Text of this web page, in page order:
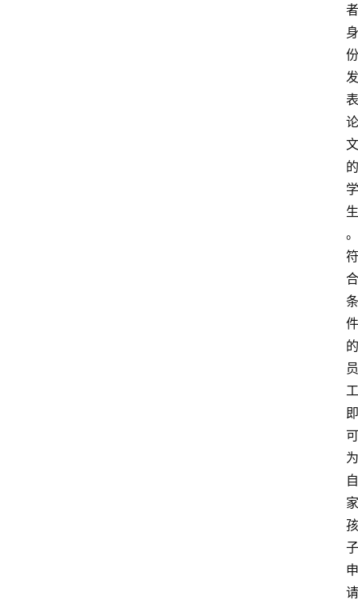
者
身
份
发
表
论
文
的
学
生
。
符
合
条
件
的
员
工
即
可
为
自
家
孩
子
申
请